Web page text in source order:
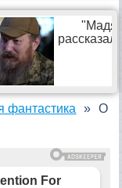
фантастика
О